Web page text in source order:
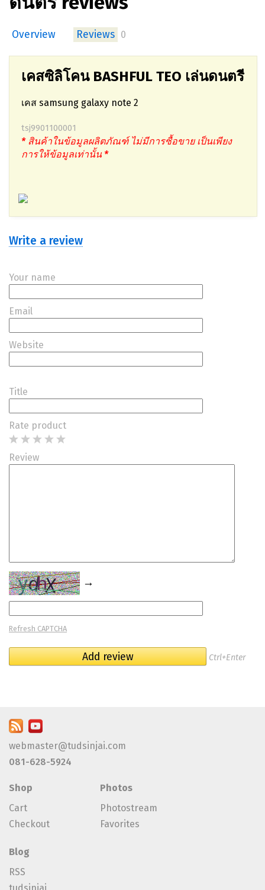
Overview Reviews 0
เคสซิลิโคน BASHFUL TEO เล่นดนตรี
เคส samsung galaxy note 2
tsj9901100001
* สินค้าในข้อมูลผลิตภัณฑ์ ไม่มีการซื้อขาย เป็นเพียง
การให้ข้อมูลเท่านั้น *
Write a review
Your name
Email
Website
Title
Rate product
Review
→
Refresh CAPTCHA
Ctrl+Enter
webmaster@tudsinjai.com
081-628-5924
Shop
Cart
Checkout
Photos
Photostream
Favorites
Blog
RSS